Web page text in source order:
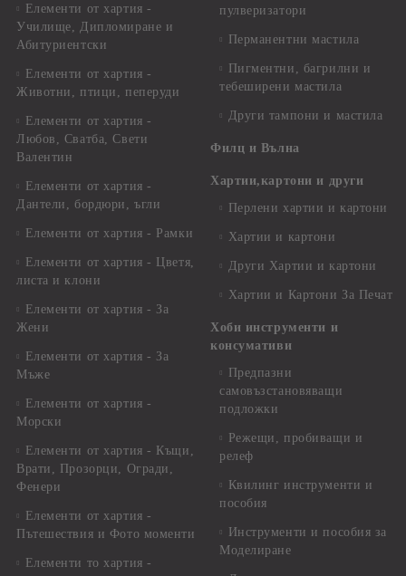
Елементи от хартия -
Училище, Дипломиране и
Абитуриентски
Елементи от хартия -
Животни, птици, пеперуди
Елементи от хартия -
Любов, Сватба, Свети
Валентин
Елементи от хартия -
Дантели, бордюри, ъгли
Елементи от хартия - Рамки
Елементи от хартия - Цветя,
листа и клони
Елементи от хартия - За
Жени
Елементи от хартия - За
Мъже
Елементи от хартия -
Морски
Елементи от хартия - Къщи,
Врати, Прозорци, Огради,
Фенери
Елементи от хартия -
Пътешествия и Фото моменти
Елементи то хартия -
пулверизатори
Перманентни мастила
Пигментни, багрилни и
тебеширени мастила
Други тампони и мастила
Филц и Вълна
Хартии,картони и други
Перлени хартии и картони
Хартии и картони
Други Хартии и картони
Хартии и Картони За Печат
Хоби инструменти и
консумативи
Предпазни
самовъзстановяващи
подложки
Режещи, пробиващи и
релеф
Квилинг инструменти и
пособия
Инструменти и пособия за
Моделиране